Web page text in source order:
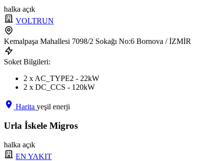
halka açık
VOLTRUN
Kemalpaşa Mahallesi 7098/2 Sokağı No:6 Bornova / İZMİR
Soket Bilgileri:
2 x AC_TYPE2 - 22kW
2 x DC_CCS - 120kW
Harita yeşil enerji
Urla İskele Migros
halka açık
EN YAKIT